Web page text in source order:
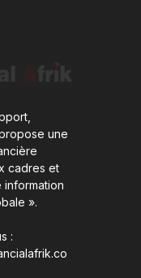
une
cadres et
information
».
: